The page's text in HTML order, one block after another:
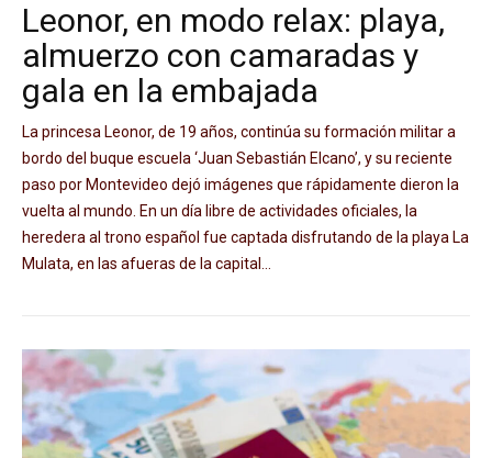
Leonor, en modo relax: playa,
almuerzo con camaradas y
gala en la embajada
La princesa Leonor, de 19 años, continúa su formación militar a
bordo del buque escuela ‘Juan Sebastián Elcano’, y su reciente
paso por Montevideo dejó imágenes que rápidamente dieron la
vuelta al mundo. En un día libre de actividades oficiales, la
heredera al trono español fue captada disfrutando de la playa La
Mulata, en las afueras de la capital...